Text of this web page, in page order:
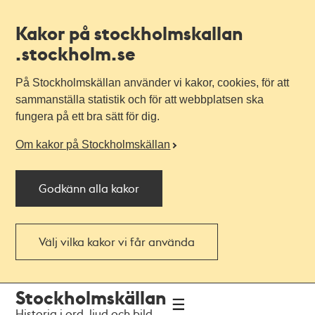
Kakor på stockholmskallan
.stockholm.se
På Stockholmskällan använder vi kakor, cookies, för att
sammanställa statistik och för att webbplatsen ska
fungera på ett bra sätt för dig.
Om kakor på Stockholmskällan
Godkänn alla kakor
Välj vilka kakor vi får använda
navigationen
huvudinnehållet
Stockholmskällan